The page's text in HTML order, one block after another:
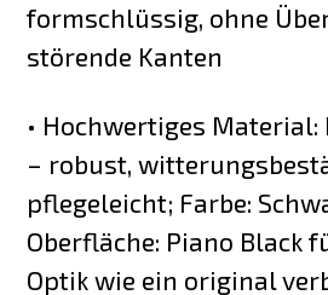
formschlüssig, ohne
störende Kanten
• Hochwertiges
– robust,
pflegeleicht; Farbe:
Oberfläche: Piano Black
Optik wie ein original